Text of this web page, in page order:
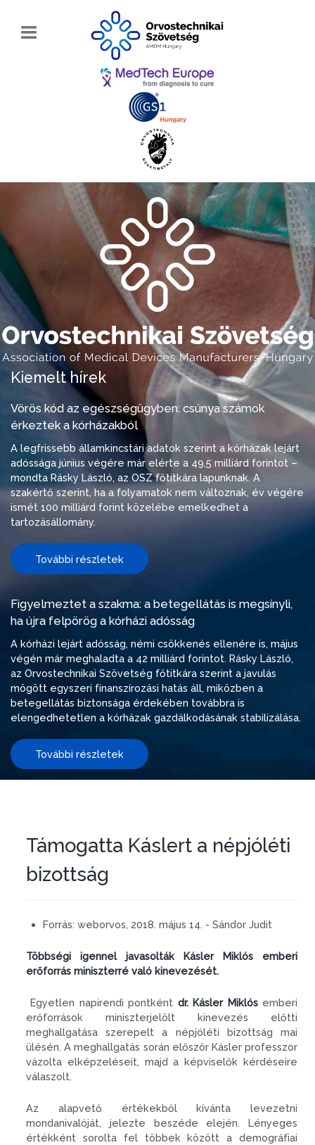
Kiemelt hírek
Vörös kód az egészségügyben: csúnya számok
érkeztek a kórházakból
A legfrissebb államkincstári adatok szerint a kórházak lejárt
adóssága június végére már elérte a 49,5 milliárd forintot –
mondta Rásky László, az OSZ főtitkára lapunknak. A
szakértő szerint, ha a folyamatok nem változnak, év végére
ismét 100 milliárd forint közelébe emelkedhet a
tartozásállomány.
További részletek
Figyelmeztet a szakma: a betegellátás is megsínyli,
ha újra felpörög a kórházi adósság
A kórházi lejárt adósság, némi csökkenés ellenére is, május
végén már meghaladta a 42 milliárd forintot. Rásky László,
az Orvostechnikai Szövetség főtitkára szerint a javulás
mögött egyszeri finanszírozási hatás áll, miközben a
betegellátás biztonsága érdekében továbbra is
elengedhetetlen a kórházak gazdálkodásának stabilizálása.
További részletek
Támogatta Káslert a népjóléti
bizottság
Forrás: weborvos, 2018. május 14. - Sándor Judit
Többségi igennel javasolták Kásler Miklós emberi
erőforrás miniszterré való kinevezését.
Egyetlen napirendi pontként dr. Kásler Miklósemberi
erőforrások miniszterjelölt kinevezés előtti
meghallgatása szerepelt a népjóléti bizottság mai
ülésén. A meghallgatás során először Kásler professzor
vázolta elképzeléseit, majd a képviselők kérdéseire
válaszolt.
Az alapvető értékekből kívánta levezetni
mondanivalóját, jelezte beszéde elején. Lényeges
értékként sorolta fel többek között a demográfiai